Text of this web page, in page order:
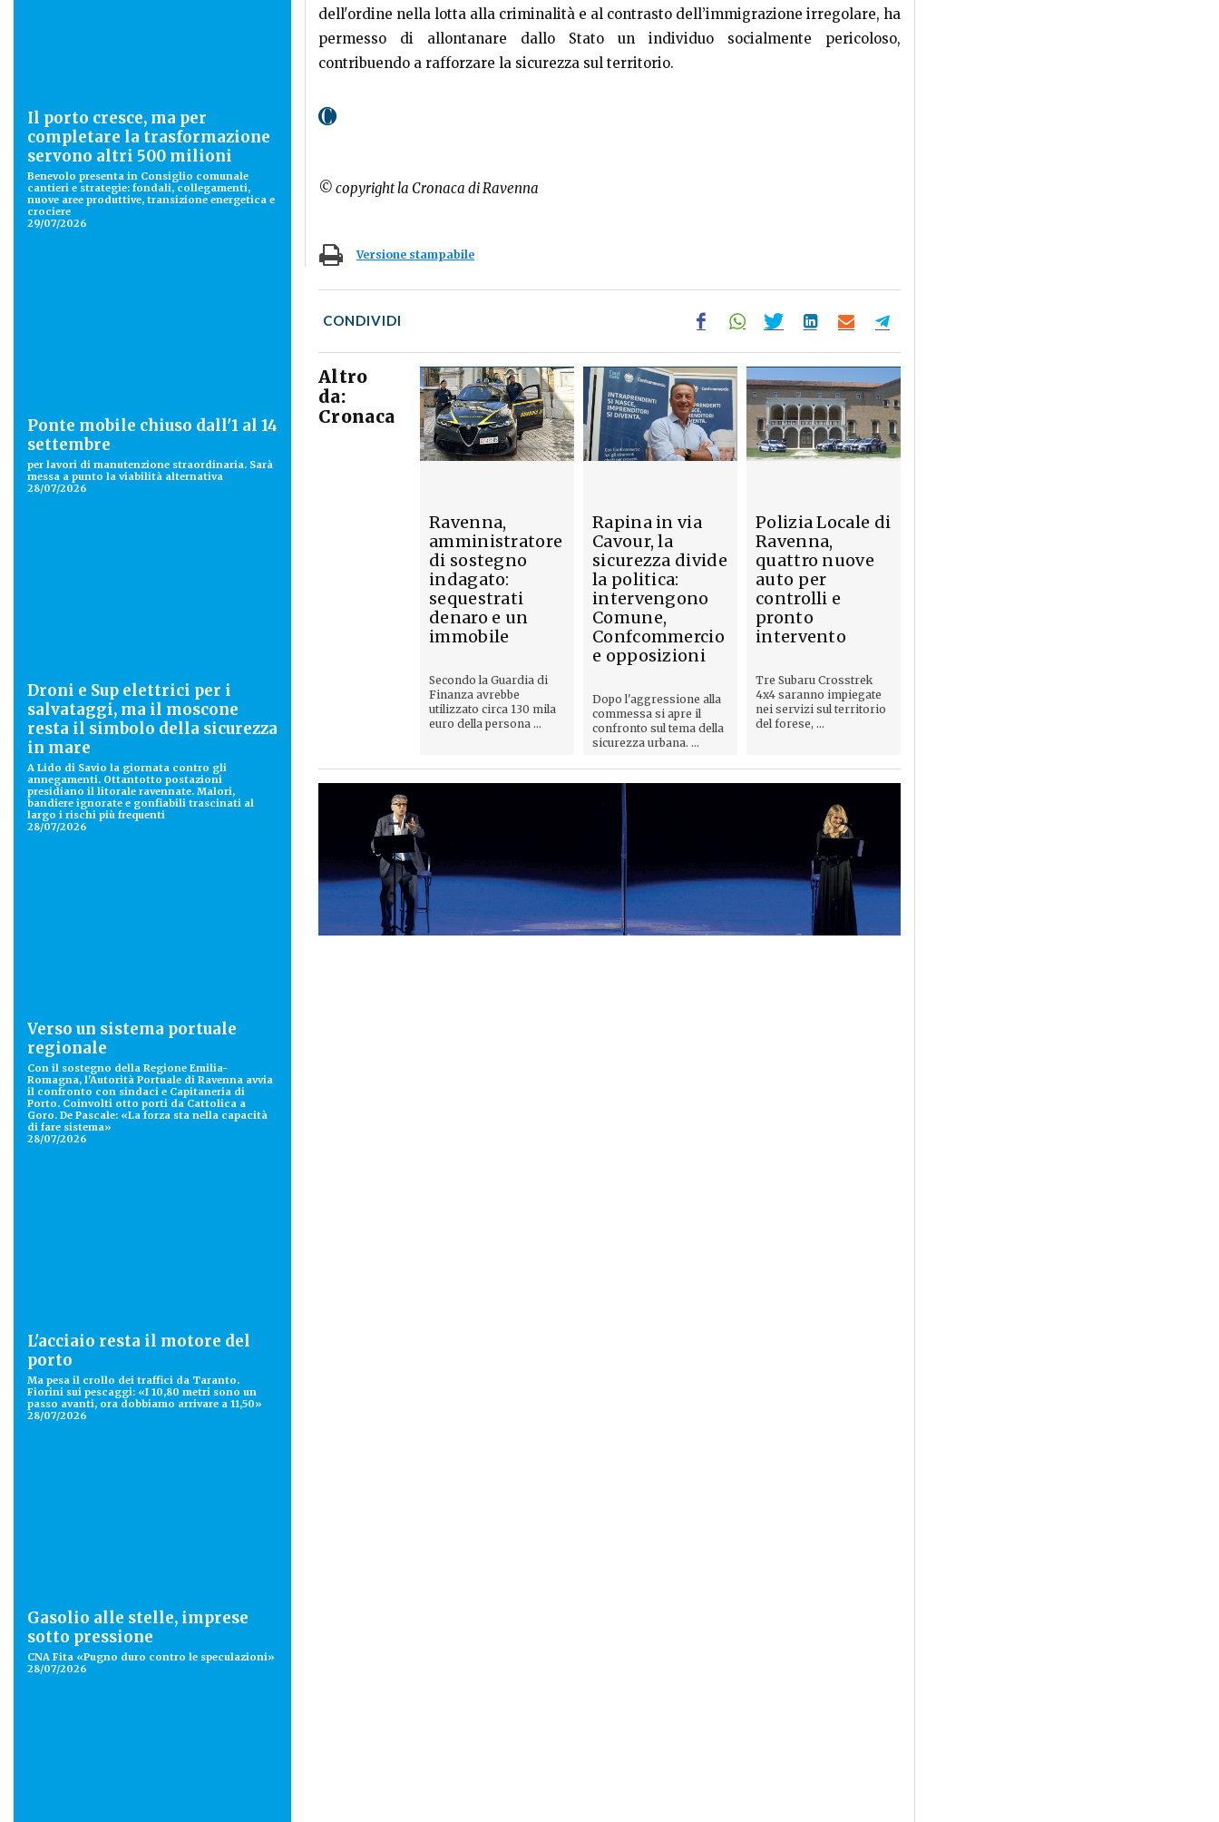
Il porto cresce, ma per
completare la trasformazione
servono altri 500 milioni
Benevolo presenta in Consiglio comunale
cantieri e strategie: fondali, collegamenti,
nuove aree produttive, transizione energetica e
crociere
29/07/2026
Ponte mobile chiuso dall'1 al 14
settembre
per lavori di manutenzione straordinaria. Sarà
messa a punto la viabilità alternativa
28/07/2026
Droni e Sup elettrici per i
salvataggi, ma il moscone
resta il simbolo della sicurezza
in mare
A Lido di Savio la giornata contro gli
annegamenti. Ottantotto postazioni
presidiano il litorale ravennate. Malori,
bandiere ignorate e gonfiabili trascinati al
largo i rischi più frequenti
28/07/2026
Verso un sistema portuale
regionale
Con il sostegno della Regione Emilia-
Romagna, l'Autorità Portuale di Ravenna avvia
il confronto con sindaci e Capitaneria di
Porto. Coinvolti otto porti da Cattolica a
Goro. De Pascale: «La forza sta nella capacità
di fare sistema»
28/07/2026
L'acciaio resta il motore del
porto
Ma pesa il crollo dei traffici da Taranto.
Fiorini sui pescaggi: «I 10,80 metri sono un
passo avanti, ora dobbiamo arrivare a 11,50»
28/07/2026
Gasolio alle stelle, imprese
sotto pressione
CNA Fita «Pugno duro contro le speculazioni»
28/07/2026
dell'ordine nella lotta alla criminalità e al contrasto dell’immigrazione irregolare, ha
permesso di allontanare dallo Stato un individuo socialmente pericoloso,
contribuendo a rafforzare la sicurezza sul territorio.
© copyright la Cronaca di Ravenna
Versione stampabile
CONDIVIDI
Altro
da:
Cronaca
Ravenna,
amministratore
di sostegno
indagato:
sequestrati
denaro e un
immobile
Secondo la Guardia di
Finanza avrebbe
utilizzato circa 130 mila
euro della persona ...
Rapina in via
Cavour, la
sicurezza divide
la politica:
intervengono
Comune,
Confcommercio
e opposizioni
Dopo l'aggressione alla
commessa si apre il
confronto sul tema della
sicurezza urbana. ...
Polizia Locale di
Ravenna,
quattro nuove
auto per
controlli e
pronto
intervento
Tre Subaru Crosstrek
4x4 saranno impiegate
nei servizi sul territorio
del forese, ...